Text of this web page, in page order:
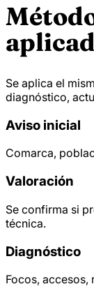
Se aplica el
diagnóstico,
Aviso inicial
Comarca,
Valoración
Se confirma si
técnica.
Diagnóstico
Focos,